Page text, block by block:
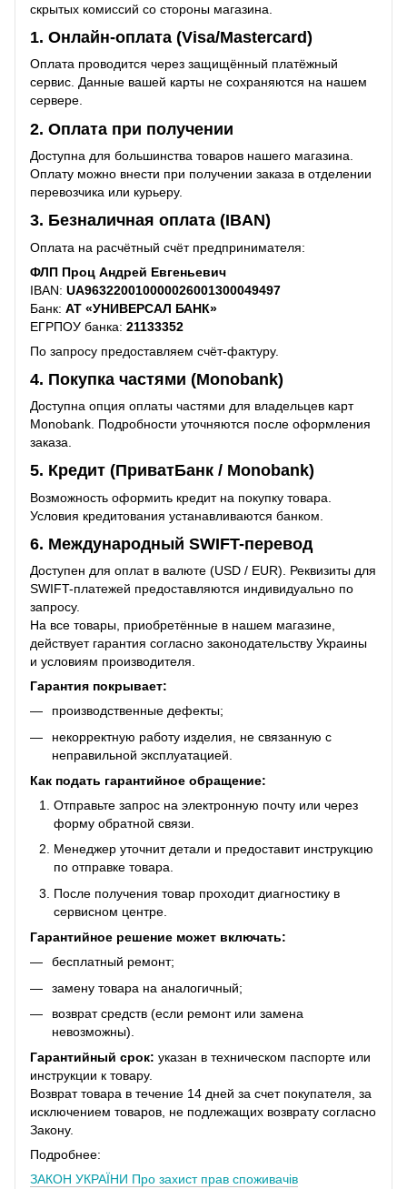
скрытых комиссий со стороны магазина.
1. Онлайн-оплата (Visa/Mastercard)
Оплата проводится через защищённый платёжный
сервис. Данные вашей карты не сохраняются на нашем
сервере.
2. Оплата при получении
Доступна для большинства товаров нашего магазина.
Оплату можно внести при получении заказа в отделении
перевозчика или курьеру.
3. Безналичная оплата (IBAN)
Оплата на расчётный счёт предпринимателя:
ФЛП Проц Андрей Евгеньевич
IBAN: UA963220010000026001300049497
Банк: АТ «УНИВЕРСАЛ БАНК»
ЕГРПОУ банка: 21133352
По запросу предоставляем счёт-фактуру.
4. Покупка частями (Monobank)
Доступна опция оплаты частями для владельцев карт
Monobank. Подробности уточняются после оформления
заказа.
5. Кредит (ПриватБанк / Monobank)
Возможность оформить кредит на покупку товара.
Условия кредитования устанавливаются банком.
6. Международный SWIFT-перевод
Доступен для оплат в валюте (USD / EUR). Реквизиты для
SWIFT-платежей предоставляются индивидуально по
запросу.
На все товары, приобретённые в нашем магазине,
действует гарантия согласно законодательству Украины
и условиям производителя.
Гарантия покрывает:
производственные дефекты;
некорректную работу изделия, не связанную с
неправильной эксплуатацией.
Как подать гарантийное обращение:
Отправьте запрос на электронную почту или через
форму обратной связи.
Менеджер уточнит детали и предоставит инструкцию
по отправке товара.
После получения товар проходит диагностику в
сервисном центре.
Гарантийное решение может включать:
бесплатный ремонт;
замену товара на аналогичный;
возврат средств (если ремонт или замена
невозможны).
Гарантийный срок: указан в техническом паспорте или
инструкции к товару.
Возврат товара в течение 14 дней за счет покупателя, за
исключением товаров, не подлежащих возврату согласно
Закону.
Подробнее:
ЗАКОН УКРАЇНИ Про захист прав споживачів